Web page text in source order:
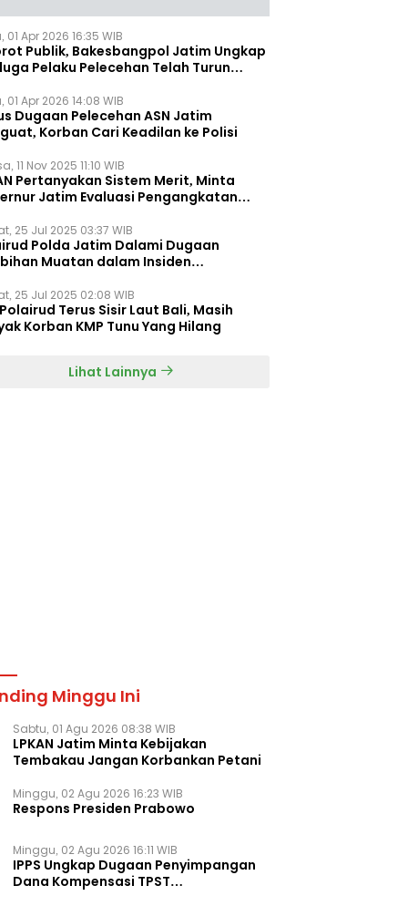
01 Apr 2026 16:35 WIB
Publik, Bakesbangpol Jatim Ungkap
Pelaku Pelecehan Telah Turun
01 Apr 2026 14:08 WIB
Dugaan Pelecehan ASN Jatim
Korban Cari Keadilan ke Polisi
11 Nov 2025 11:10 WIB
Pertanyakan Sistem Merit, Minta
Jatim Evaluasi Pengangkatan
25 Jul 2025 03:37 WIB
Polda Jatim Dalami Dugaan
Muatan dalam Insiden
25 Jul 2025 02:08 WIB
Terus Sisir Laut Bali, Masih
Korban KMP Tunu Yang Hilang
Lihat Lainnya
Minggu Ini
Sabtu, 01 Agu 2026 08:38 WIB
LPKAN Jatim Minta Kebijakan
Tembakau Jangan Korbankan Petani
Minggu, 02 Agu 2026 16:23 WIB
Respons Presiden Prabowo
Minggu, 02 Agu 2026 16:11 WIB
IPPS Ungkap Dugaan Penyimpangan
Dana Kompensasi TPST